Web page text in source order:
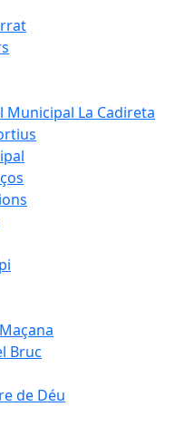
Municipal La Cadireta
Bruc
de Déu